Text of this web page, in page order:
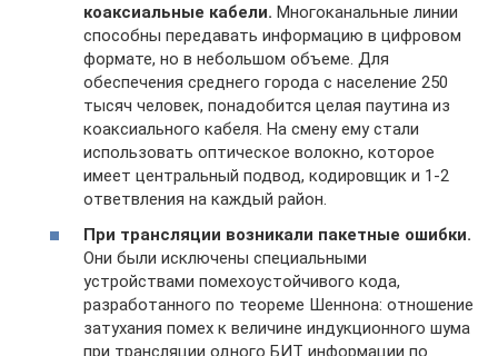
коаксиальные кабели. Многоканальные линии
способны передавать информацию в цифровом
формате, но в небольшом объеме. Для
обеспечения среднего города с население 250
тысяч человек, понадобится целая паутина из
коаксиального кабеля. На смену ему стали
использовать оптическое волокно, которое
имеет центральный подвод, кодировщик и 1-2
ответвления на каждый район.
При трансляции возникали пакетные ошибки.
Они были исключены специальными
устройствами помехоустойчивого кода,
разработанного по теореме Шеннона: отношение
затухания помех к величине индукционного шума
при трансляции одного БИТ информации по